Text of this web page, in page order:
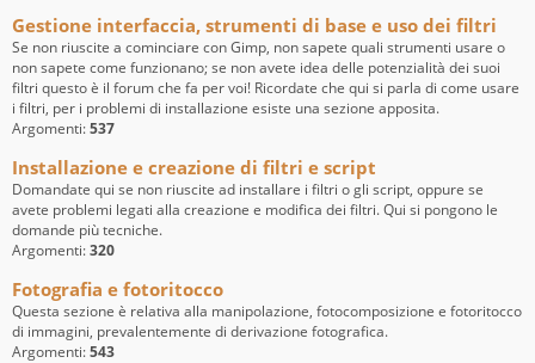
Gestione interfaccia, strumenti di base e uso dei filtri
Se non riuscite a cominciare con Gimp, non sapete quali strumenti usare o
non sapete come funzionano; se non avete idea delle potenzialità dei suoi
filtri questo è il forum che fa per voi! Ricordate che qui si parla di come usare
i filtri, per i problemi di installazione esiste una sezione apposita.
Argomenti:537
Installazione e creazione di filtri e script
Domandate qui se non riuscite ad installare i filtri o gli script, oppure se
avete problemi legati alla creazione e modifica dei filtri. Qui si pongono le
domande più tecniche.
Argomenti:320
Fotografia e fotoritocco
Questa sezione è relativa alla manipolazione, fotocomposizione e fotoritocco
di immagini, prevalentemente di derivazione fotografica.
Argomenti:543